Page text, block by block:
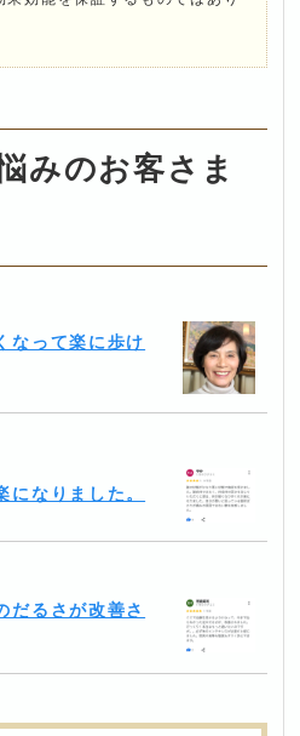
みのお客さま
なって楽に歩け
になりました。
だるさが改善さ